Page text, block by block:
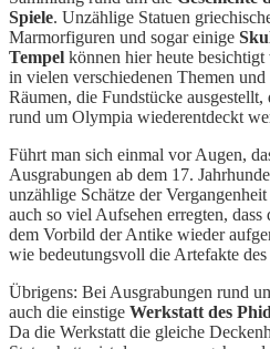
Spiele. Unzählige Statuen
Marmorfiguren und sogar einige
Tempel können hier heute
in vielen verschiedenen Themen
Räumen, die Fundstücke
rund um Olympia wiederentdeckt
Führt man sich einmal vor Augen,
Ausgrabungen ab dem 17.
unzählige Schätze der
auch so viel Aufsehen erregten,
dem Vorbild der Antike wieder
wie bedeutungsvoll die Artefakte
Übrigens: Bei Ausgrabungen rund
auch die einstige Werkstatt des
Da die Werkstatt die gleiche